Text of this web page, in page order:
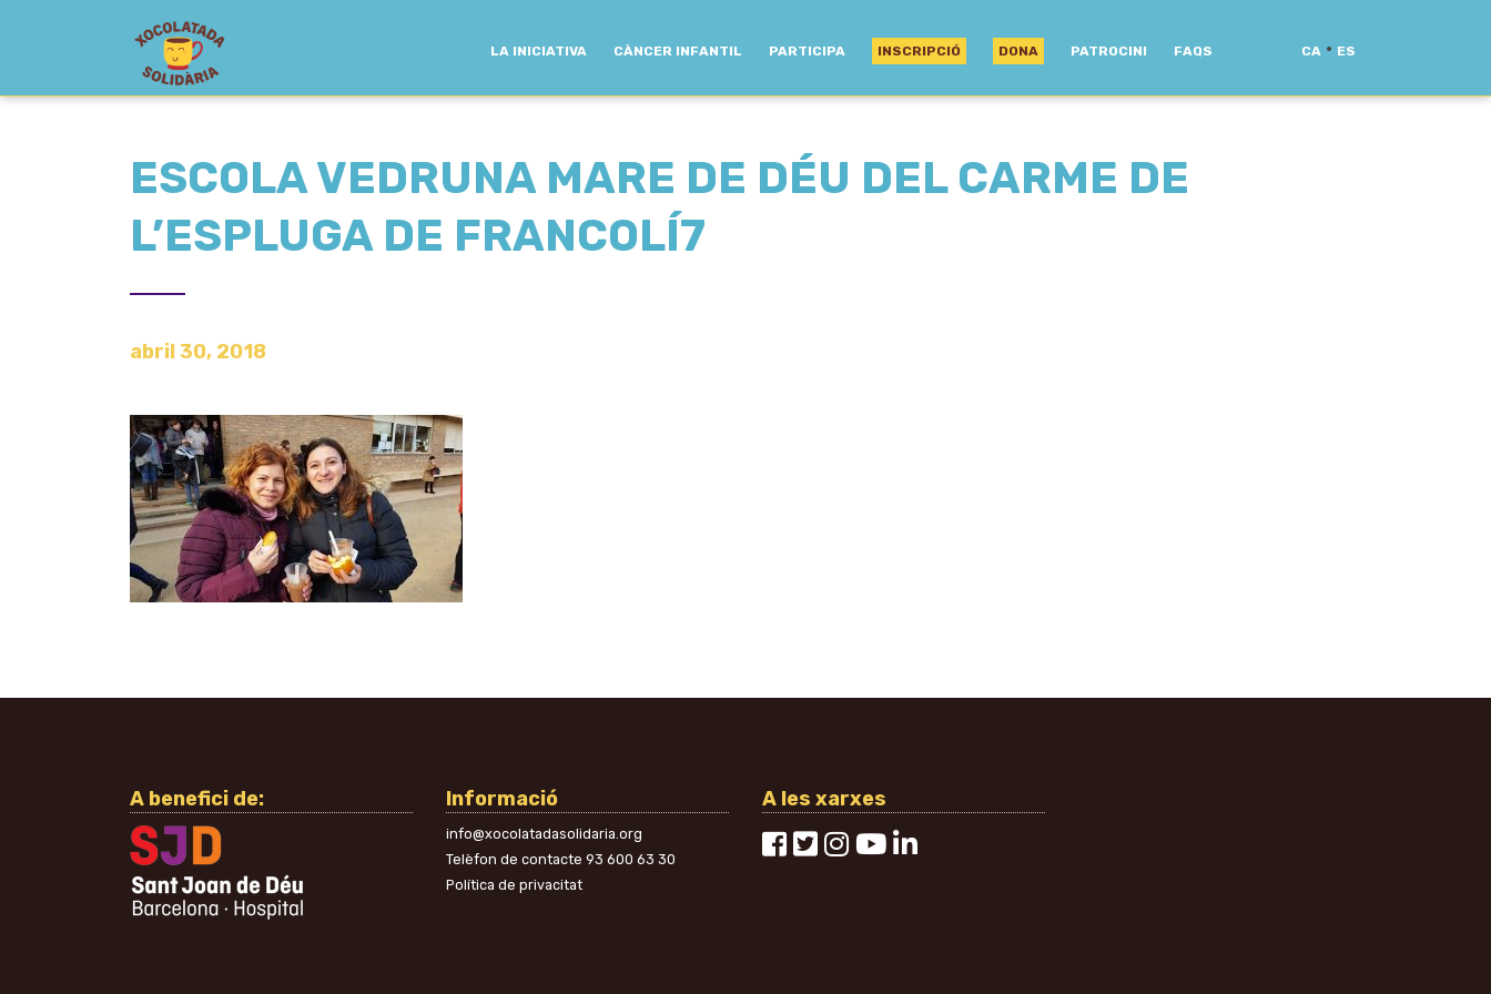
LA INICIATIVA CÀNCER INFANTIL PARTICIPA INSCRIPCIÓ DONA PATROCINI FAQS CA · ES
ESCOLA VEDRUNA MARE DE DÉU DEL CARME DE
L’ESPLUGA DE FRANCOLÍ7
abril 30, 2018
A benefici de: Informació
info@xocolatadasolidaria.org
Telèfon de contacte 93 600 63 30
Política de privacitat
A les xarxes